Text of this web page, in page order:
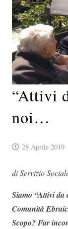
“Attivi
noi…
28 Aprile 2019
di Servizio
Siamo “Attivi da
Comunità
Scopo? Far